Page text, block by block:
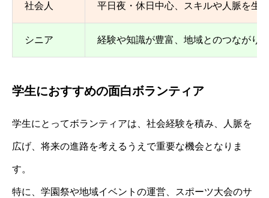
社会人 平日夜・休日中心、スキルや人脈を生
シニア 経験や知識が豊富、地域とのつながり
学生におすすめの面白ボランティア
学生にとってボランティアは、社会経験を積み、人脈を
広げ、将来の進路を考えるうえで重要な機会となりま
す。
特に、学園祭や地域イベントの運営、スポーツ大会のサ